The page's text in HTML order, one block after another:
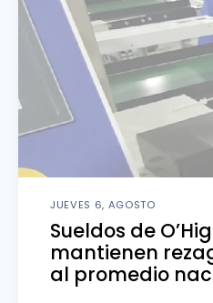
JUEVES 6, AGOSTO
Sueldos de
mantienen
al promedio